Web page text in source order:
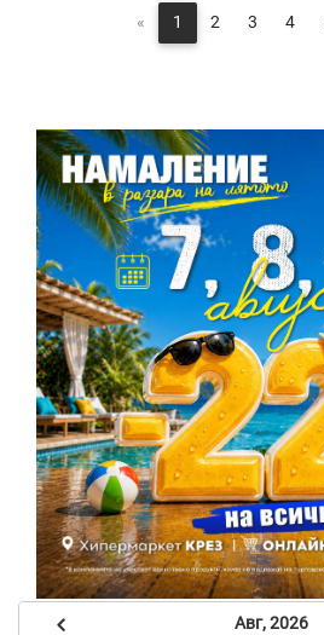
« 1 2 3 4
Авг, 2026